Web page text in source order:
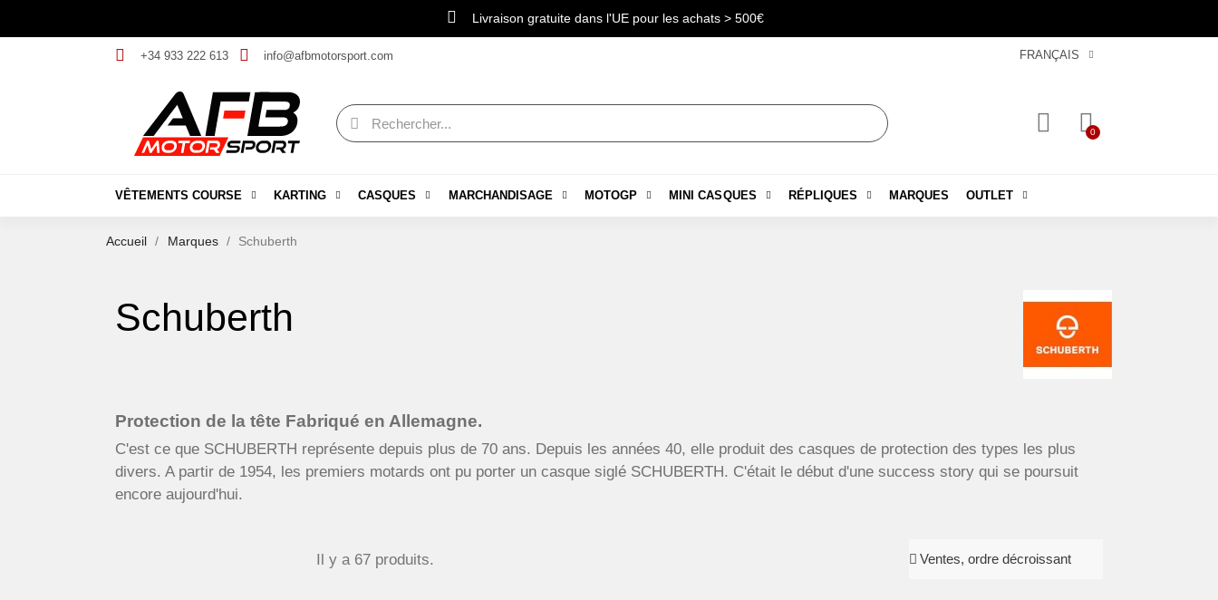
Livraison gratuite dans l'UE pour les achats > 500€
+34 933 222 613 info@afbmotorsport.com FRANÇAIS
VÊTEMENTS COURSE KARTING CASQUES MARCHANDISAGE MOTOGP MINI CASQUES RÉPLIQUES MARQUES OUTLET
Accueil Marques Schuberth
Schuberth
Protection de la tête Fabriqué en Allemagne.
C'est ce que SCHUBERTH représente depuis plus de 70 ans. Depuis les années 40, elle produit des casques de protection des types les plus
divers. A partir de 1954, les premiers motards ont pu porter un casque siglé SCHUBERTH. C'était le début d'une success story qui se poursuit
encore aujourd'hui.
Il y a 67 produits.